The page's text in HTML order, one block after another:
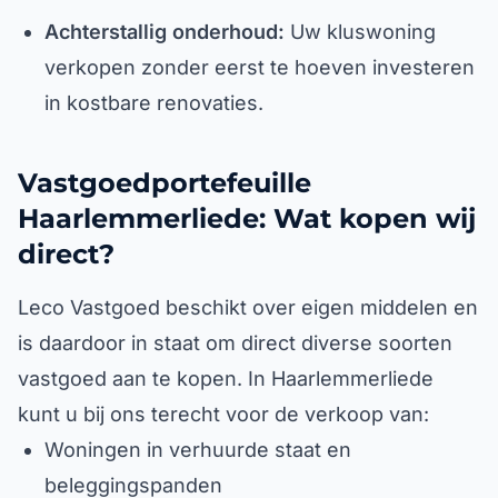
Achterstallig onderhoud: Uw kluswoning
verkopen zonder eerst te hoeven investeren
in kostbare renovaties.
Vastgoedportefeuille
Haarlemmerliede: Wat kopen wij
direct?
Leco Vastgoed beschikt over eigen middelen en
is daardoor in staat om direct diverse soorten
vastgoed aan te kopen. In Haarlemmerliede
kunt u bij ons terecht voor de verkoop van:
Woningen in verhuurde staat en
beleggingspanden